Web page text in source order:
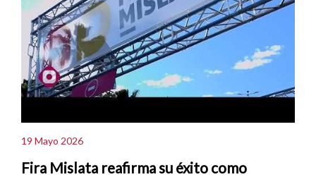
19 Mayo 2026
Fira Mislata reafirma su éxito como